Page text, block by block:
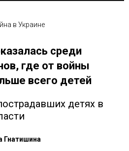
в Украине
среди
где от войны
всего детей
детях в
Гнатишина